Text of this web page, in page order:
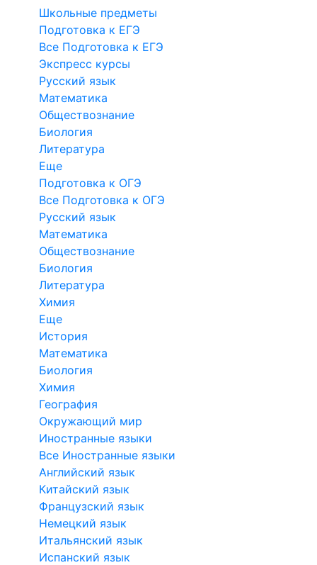
Школьные предметы
Подготовка к ЕГЭ
Все Подготовка к ЕГЭ
Экспресс курсы
Русский язык
Математика
Обществознание
Биология
Литература
Еще
Подготовка к ОГЭ
Все Подготовка к ОГЭ
Русский язык
Математика
Обществознание
Биология
Литература
Химия
Еще
История
Математика
Биология
Химия
География
Окружающий мир
Иностранные языки
Все Иностранные языки
Английский язык
Китайский язык
Французский язык
Немецкий язык
Итальянский язык
Испанский язык